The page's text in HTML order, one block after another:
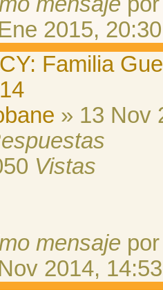
2015, 20:30
Familia
» 13 Nov
Vistas
mensaje
2014, 14:53